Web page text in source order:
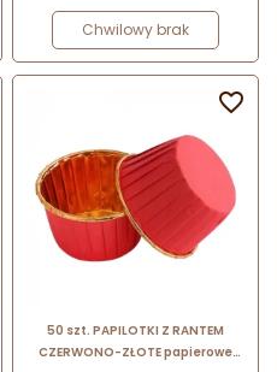
Chwilowy brak
50 szt. PAPILOTKI Z RANTEM
CZERWONO-ZŁOTE papierowe
